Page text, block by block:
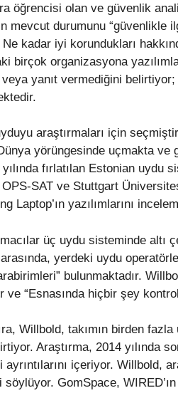
öğrencisi olan ve güvenlik
mevcut durumunu “güvenlikle
kadar iyi korundukları
birçok organizasyona
yanıt vermediğini
araştırmaları için
yörüngesinde uçmakta ve
fırlatılan Estonian uydu
OPS-SAT ve Stuttgart
Laptop’ın yazılımlarını
üç uydu sisteminde altı
arasında, yerdeki uydu
bulunmaktadır.
ve “Esnasında hiçbir şey
Willbold, takımın birden
Araştırma, 2014 yılında
ayrıntılarını içeriyor. Willbold,
GomSpace,